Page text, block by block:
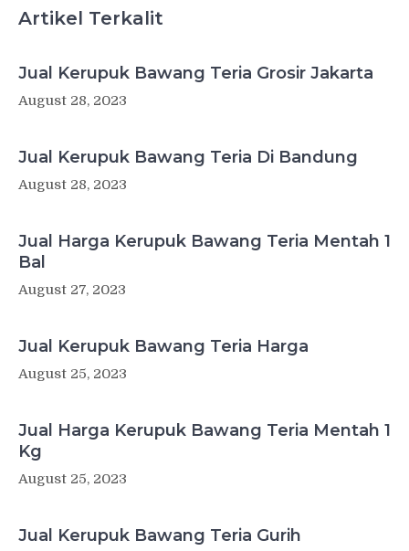
Artikel Terkalit
Jual Kerupuk Bawang Teria Grosir Jakarta
August 28, 2023
Jual Kerupuk Bawang Teria Di Bandung
August 28, 2023
Jual Harga Kerupuk Bawang Teria Mentah 1
Bal
August 27, 2023
Jual Kerupuk Bawang Teria Harga
August 25, 2023
Jual Harga Kerupuk Bawang Teria Mentah 1
Kg
August 25, 2023
Jual Kerupuk Bawang Teria Gurih